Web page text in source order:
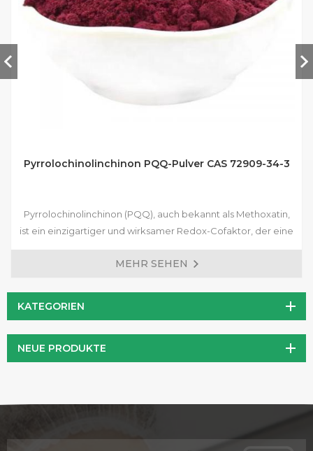
Pyrrolochinolinchinon PQQ-Pulver CAS 72909-34-3
Pyrrolochinolinchinon (PQQ), auch bekannt als Methoxatin,
ist ein einzigartiger und wirksamer Redox-Cofaktor, der eine
entscheidende Rolle bei der zellulären Energieproduktion
spielt. Als wirksames Antioxidans kann PQQ Zellen vor
Energieproduktion und einem verbesserten
Energiestoffwechsel führt.
MEHR SEHEN
KATEGORIEN
NEUE PRODUKTE